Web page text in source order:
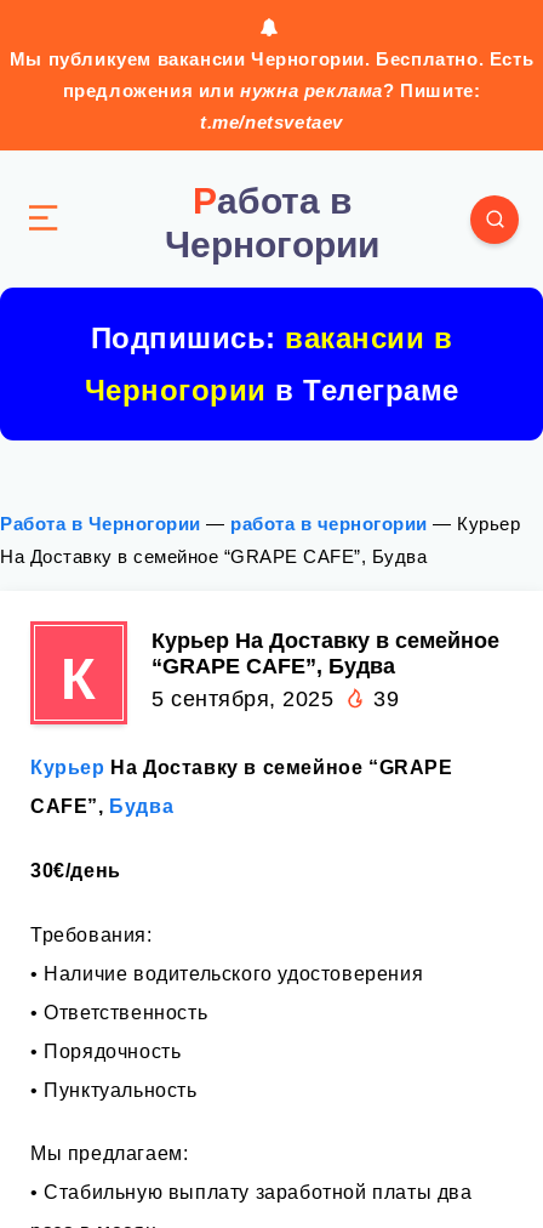
Мы публикуем вакансии Черногории. Бесплатно. Есть
предложения илинужна реклама? Пишите:
t.me/netsvetaev
Работа в
Черногории
Подпишись: вакансии в
Черногории в Телеграме
Работа в Черногории — работа в черногории — Курьер
На Доставку в семейное “GRAPE CAFE”, Будва
К
Курьер На Доставку в семейное
“GRAPE CAFE”, Будва
5 сентября, 2025
39
Курьер На Доставку в семейное “GRAPE
CAFE”, Будва
30€/день
Требования:
• Наличие водительского удостоверения
• Ответственность
• Порядочность
• Пунктуальность
Мы предлагаем:
• Стабильную выплату заработной платы два